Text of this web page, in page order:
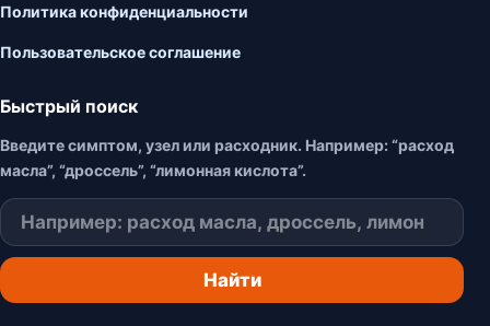
Политика конфиденциальности
Пользовательское соглашение
Быстрый поиск
Введите симптом, узел или расходник. Например: “расход
масла”, “дроссель”, “лимонная кислота”.
Поиск
Найти